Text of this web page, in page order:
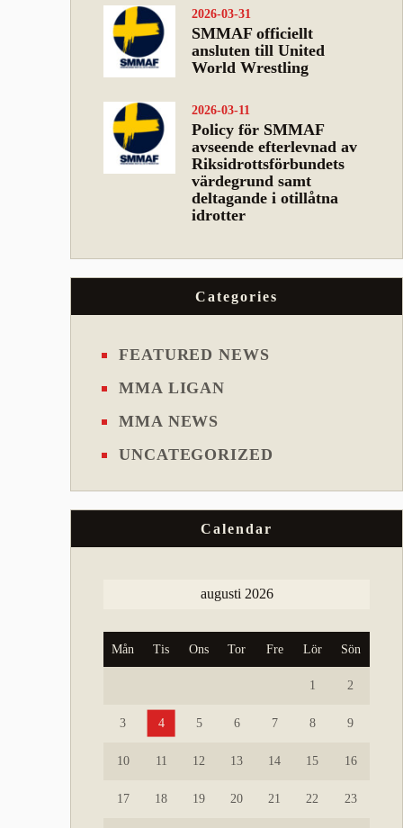
SMMAF officiellt
ansluten till United
World Wrestling
2026-03-31
Policy för SMMAF
avseende efterlevnad av
Riksidrottsförbundets
värdegrund samt
deltagande i otillåtna
idrotter
2026-03-11
Categories
FEATURED NEWS
MMA LIGAN
MMA NEWS
UNCATEGORIZED
Calendar
augusti 2026
Mån Tis Ons Tor Fre Lör Sön
1 2
3 4 5 6 7 8 9
10 11 12 13 14 15 16
17 18 19 20 21 22 23